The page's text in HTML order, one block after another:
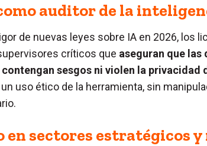
auditor de la
de nuevas leyes sobre IA en 2026, los
críticos que aseguran que las
sesgos ni violen la privacidad
uso ético de la herramienta, sin
sectores estratégicos y